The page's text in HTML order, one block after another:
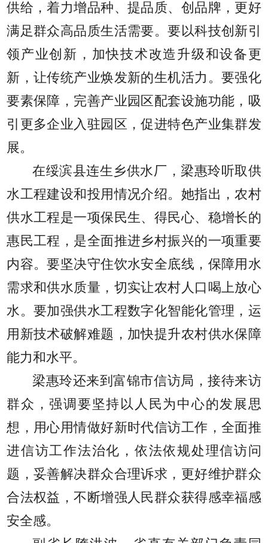
供给，着力增品种、提品质、创品牌，更好
满足群众高品质生活需要。要以科技创新引
领产业创新，加快技术改造升级和设备更
新，让传统产业焕发新的生机活力。要强化
要素保障，完善产业园区配套设施功能，吸
引更多企业入驻园区，促进特色产业集群发
展。
在绥滨县连生乡供水厂，梁惠玲听取供
水工程建设和投用情况介绍。她指出，农村
供水工程是一项保民生、得民心、稳增长的
惠民工程，是全面推进乡村振兴的一项重要
内容。要坚决守住饮水安全底线，保障用水
需求和供水质量，切实让农村人口喝上放心
水。要加强供水工程数字化智能化管理，运
用新技术破解难题，加快提升农村供水保障
能力和水平。
梁惠玲还来到富锦市信访局，接待来访
群众，强调要坚持以人民为中心的发展思
想，用心用情做好新时代信访工作，全面推
进信访工作法治化，依法依规处理信访问
题，妥善解决群众合理诉求，更好维护群众
合法权益，不断增强人民群众获得感幸福感
安全感。